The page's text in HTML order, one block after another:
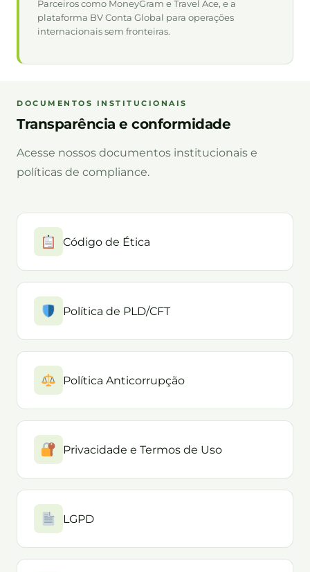
Parceiros como MoneyGram e Travel Ace, e a
plataforma BV Conta Global para operações
internacionais sem fronteiras.
DOCUMENTOS INSTITUCIONAIS
Transparência e conformidade
Acesse nossos documentos institucionais e
políticas de compliance.
Código de Ética
Política de PLD/CFT
Política Anticorrupção
Privacidade e Termos de Uso
LGPD